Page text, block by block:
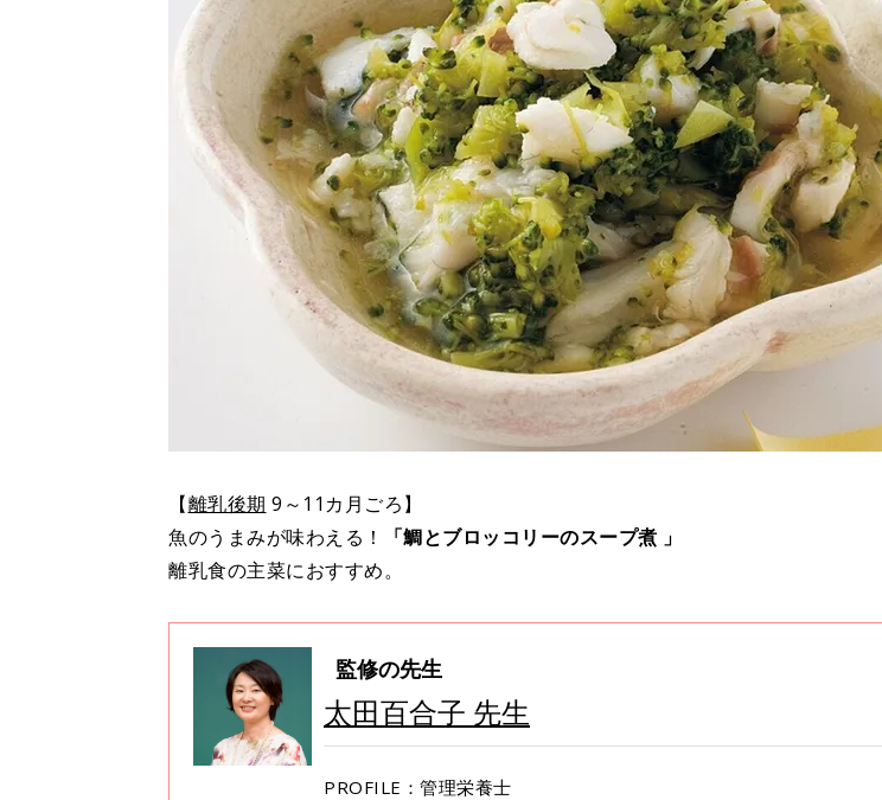
【離乳後期 9～11カ月ごろ】
魚のうまみが味わえる！
「鯛とブロッコリーのスープ煮 」
離乳食の主菜におすすめ。
監修の先生
太田百合子 先生
PROFILE：管理栄養士